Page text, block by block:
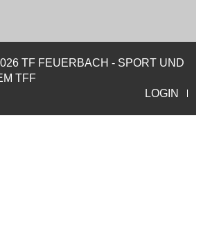
TF FEUERBACH - SPORT UND
TFF
LOGIN